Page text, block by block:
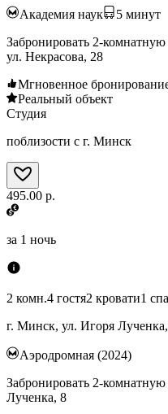
Академия наук 5 минут
Забронировать 2-
ул. Некрасова, 28
Мгновенное
Реальный объект
Студия
поблизости с г. Минск
495.00 р.
за 1 ночь
2 комн.4 гостя2 кровати1
г. Минск, ул. Игоря
Аэродромная (2024)
Забронировать 2-
Лученка, 8